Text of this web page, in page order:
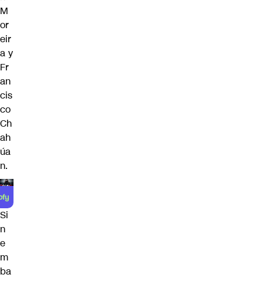
M
or
eir
a y
Fr
an
cis
co
Ch
ah
úa
n.
Si
n
e
m
ba